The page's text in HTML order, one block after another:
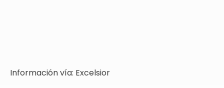
Información vía: Excelsior